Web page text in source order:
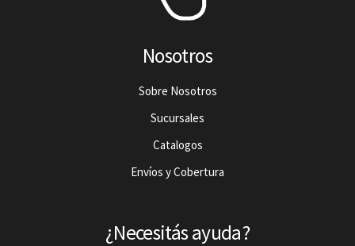
Nosotros
Sobre Nosotros
Sucursales
Catalogos
Envíos y Cobertura
¿Necesitás ayuda?